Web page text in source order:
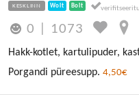
KESKLINN Wolt Bolt
0 1073
Hakk-kotlet, kartulipuder,
Porgandi püreesupp. 4,50€